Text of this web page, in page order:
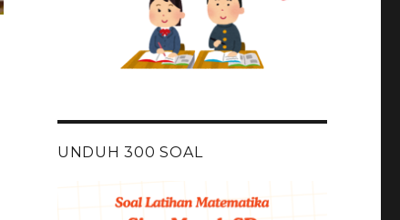
UNDUH 300 SOAL